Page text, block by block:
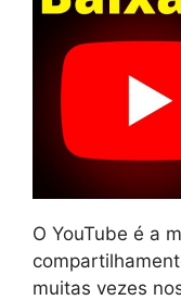
O YouTube é a
muitas vezes